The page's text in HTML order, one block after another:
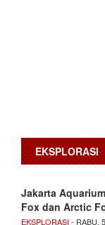
EKSPLORASI
Jakarta
Fox dan Arctic
EKSPLORASI- RABU,